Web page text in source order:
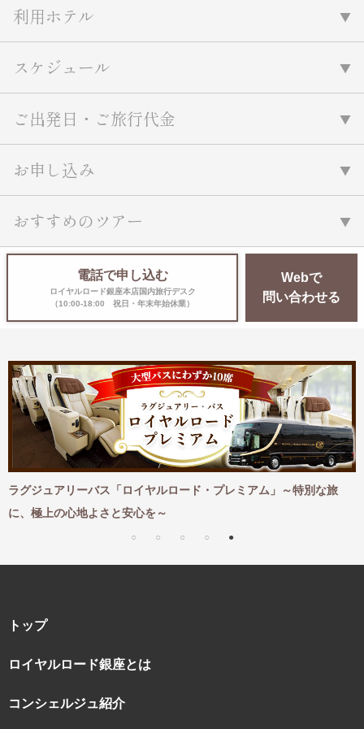
絶景
世界遺産を訪れる
1度は見てみたい遺跡
野生動物に出合う
オーロラ
クルーズ
音楽鑑賞
ハイキング・トレッキング
ラ・プルミエール（エールフランス
航空）
キング
観光列車
島旅
芸術鑑賞（美術、音楽）・講師同行
利用ホテル
スケジュール
ご出発日・ご旅行代金
お申し込み
おすすめのツアー
電話で申し込む
ロイヤルロード銀座本店国内旅行デスク
（10:00-18:00 祝日・年末年始休業）
Webで
問い合わせる
アリーバス「ロイヤルロード・プレミアム」～特別な旅
の心地よさと安心を～
紅葉とと
トップ
ロイヤルロード銀座とは
コンシェルジュ紹介